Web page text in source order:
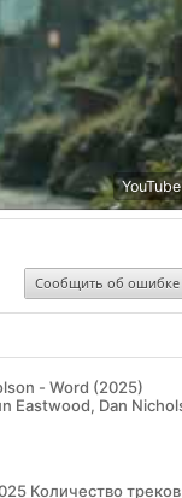
YouTube
Сообщить об ошибке
- Word (2025)